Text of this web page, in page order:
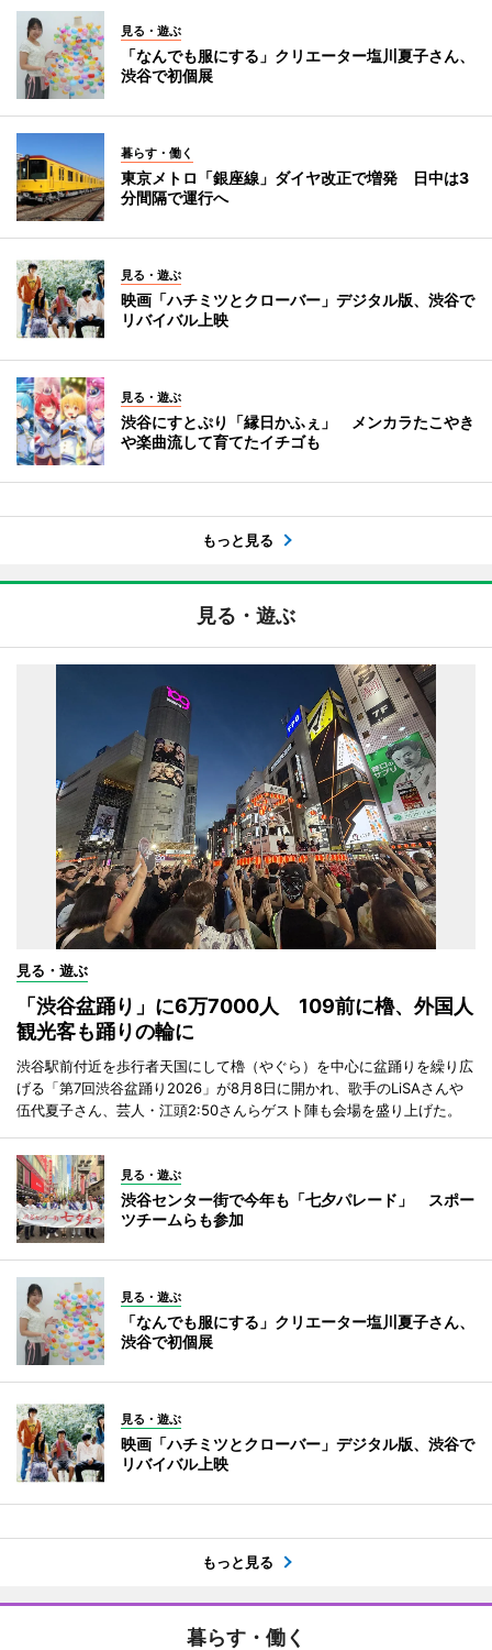
見る・遊ぶ
「なんでも服にする」クリエーター塩川夏子さん、
渋谷で初個展
暮らす・働く
東京メトロ「銀座線」ダイヤ改正で増発 日中は3
分間隔で運行へ
見る・遊ぶ
映画「ハチミツとクローバー」デジタル版、渋谷で
リバイバル上映
見る・遊ぶ
渋谷にすとぷり「縁日かふぇ」 メンカラたこやき
や楽曲流して育てたイチゴも
もっと見る
見る・遊ぶ
見る・遊ぶ
「渋谷盆踊り」に6万7000人 109前に櫓、外国人
観光客も踊りの輪に
渋谷駅前付近を歩行者天国にして櫓（やぐら）を中心に盆踊りを繰り広
げる「第7回渋谷盆踊り2026」が8月8日に開かれ、歌手のLiSAさんや
伍代夏子さん、芸人・江頭2:50さんらゲスト陣も会場を盛り上げた。
見る・遊ぶ
渋谷センター街で今年も「七夕パレード」 スポー
ツチームらも参加
見る・遊ぶ
「なんでも服にする」クリエーター塩川夏子さん、
渋谷で初個展
見る・遊ぶ
映画「ハチミツとクローバー」デジタル版、渋谷で
リバイバル上映
もっと見る
暮らす・働く